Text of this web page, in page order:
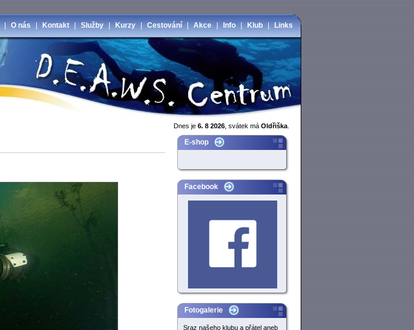
|O nás| Kontakt|Služby| Kurzy|Cestování|Akce| Info| Klub| Links
Dnes je 6. 8 2026 , svátek má Oldřiška
E-shop
Facebook
Fotogalerie
Sraz našeho klubu a přátel aneb